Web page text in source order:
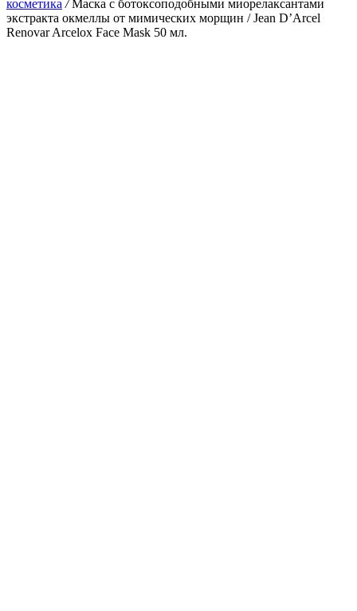
косметика / Маска с ботоксоподобными миорелаксантами
экстракта окмеллы от мимических морщин / Jean D’Arcel
Renovar Arcelox Face Mask 50 мл.